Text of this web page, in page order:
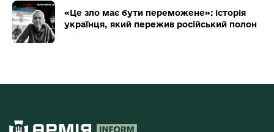
«Це зло має бути переможене»: історія
українця, який пережив російський полон